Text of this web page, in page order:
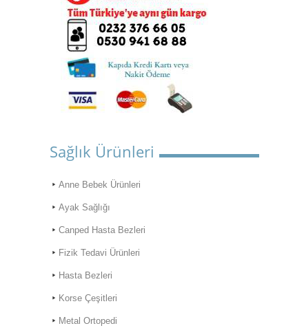
Sağlık Ürünleri
Anne Bebek Ürünleri
Ayak Sağlığı
Canped Hasta Bezleri
Fizik Tedavi Ürünleri
Hasta Bezleri
Korse Çeşitleri
Metal Ortopedi